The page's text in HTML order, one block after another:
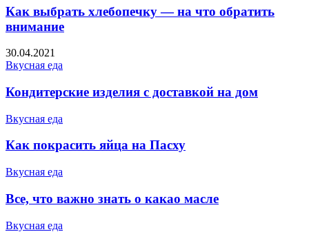
Как выбрать хлебопечку — на что обратить
внимание
30.04.2021
Вкусная еда
Кондитерские изделия с доставкой на дом
Вкусная еда
Как покрасить яйца на Пасху
Вкусная еда
Все, что важно знать о какао масле
Вкусная еда